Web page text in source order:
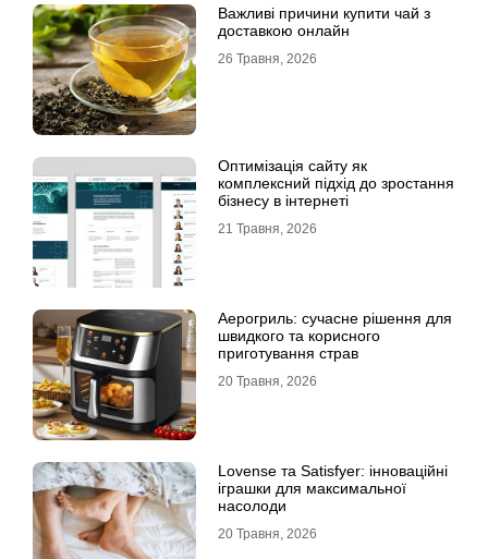
Важливі причини купити чай з
доставкою онлайн
26 Травня, 2026
Оптимізація сайту як
комплексний підхід до зростання
бізнесу в інтернеті
21 Травня, 2026
Аерогриль: сучасне рішення для
швидкого та корисного
приготування страв
20 Травня, 2026
Lovense та Satisfyer: інноваційні
іграшки для максимальної
насолоди
20 Травня, 2026